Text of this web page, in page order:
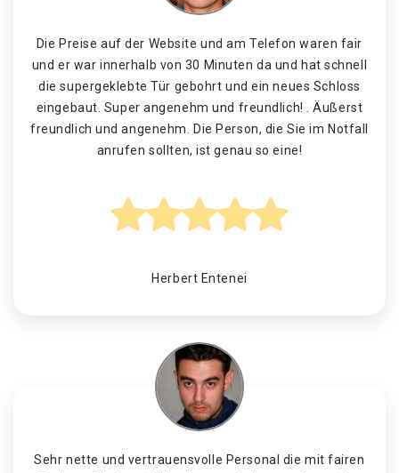
Die Preise auf der Website und am Telefon waren fair
und er war innerhalb von 30 Minuten da und hat schnell
die supergeklebte Tür gebohrt und ein neues Schloss
eingebaut. Super angenehm und freundlich! . Äußerst
freundlich und angenehm. Die Person, die Sie im Notfall
anrufen sollten, ist genau so eine!
Herbert Entenei
Sehr nette und vertrauensvolle Personal die mit fairen